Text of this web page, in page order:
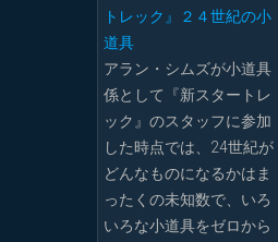
トレック』２４世紀の小
道具
アラン・シムズが小道具
係として『新スタートレ
ック』のスタッフに参加
した時点では、24世紀が
どんなものになるかはま
ったくの未知数で、いろ
いろな小道具をゼロから